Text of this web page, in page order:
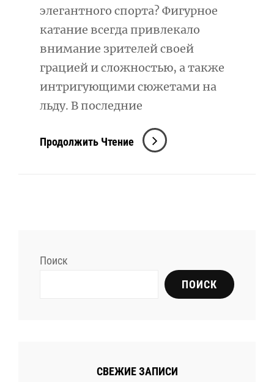
элегантного спорта? Фигурное
катание всегда привлекало
внимание зрителей своей
грацией и сложностью, а также
интригующими сюжетами на
льду. В последние
Продолжить Чтение Последние
Новости
Сезона
Поиск
ПОИСК
СВЕЖИЕ ЗАПИСИ